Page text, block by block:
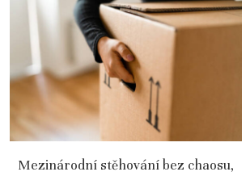
Mezinárodní stěhování bez chaosu,